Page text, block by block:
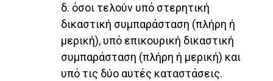
δ. όσοι τελούν υπό στερητική
δικαστική συμπαράσταση (πλήρη ή
μερική), υπό επικουρική δικαστική
συμπαράσταση (πλήρη ή μερική) και
υπό τις δύο αυτές καταστάσεις.